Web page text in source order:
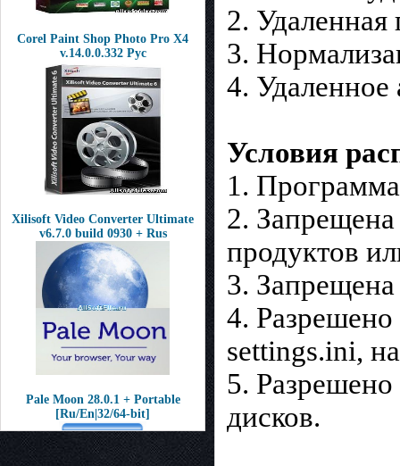
Corel Paint Shop Photo Pro X4
v.14.0.0.332 Рус
Xilisoft Video Converter Ultimate
v6.7.0 build 0930 + Rus
Pale Moon 28.0.1 + Portable
[Ru/En|32/64-bit]
2.
3.
4.
Условия
1.
2.
продуктов
3.
4. Разрешено
settings.ini,
5.
дисков.